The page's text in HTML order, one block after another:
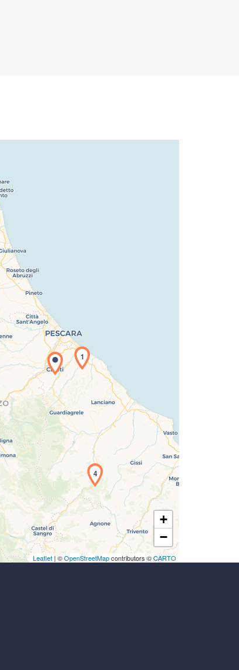
della carta in corso...
1
4
+
−
Leaflet | ©OpenStreetMapcontributors ©CARTO